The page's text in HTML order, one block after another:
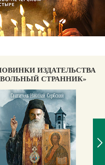
ИЗДАТЕЛЬСТВА
СТРАННИК»